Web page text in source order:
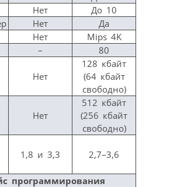
Нет
До 10
Нет
Да
Нет
Мips 4K
– 80
Нет
128 кбайт
(64 кбайт
свободно)
Нет
512 кбайт
(256 кбайт
свободно)
1,8 и 3,3 2,7–3,6
программирования